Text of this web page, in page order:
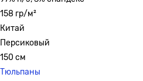
158 гр/м²
Китай
Персиковый
150 см
Тюльпаны